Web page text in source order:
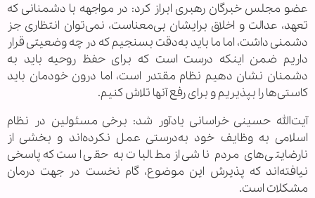
عضو مجلس خبرگان رهبری ابراز کرد: در مواجهه با دشمنانی که
تعهد، عدالت و اخلاق برایشان بی‌معناست، نمی‌توان انتظاری جز
دشمنی داشت، اما ما باید به‌دقت بسنجیم که در چه وضعیتی قرار
داریم ضمن اینکه درست است که برای حفظ روحیه باید به
دشمنان نشان دهیم نظام مقتدر است، اما درون خودمان باید
کاستی‌ها را بپذیریم و برای رفع آنها تلاش کنیم.
آیت‌الله حسینی خراسانی یادآور شد: برخی مسئولین در نظام
اسلامی به وظایف خود به‌درستی عمل نکرده‌اند و بخشی از
نارضایتی‌های مردم ناشی از مطالبات به‌ حقی است که پاسخی
نیافته‌اند که پذیرش این موضوع، گام نخست در جهت درمان
مشکلات است.